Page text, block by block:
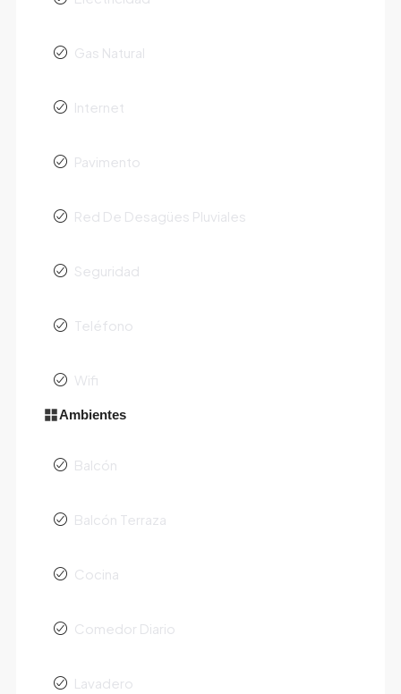
Gas Natural
Internet
Pavimento
Red De Desagües Pluviales
Seguridad
Teléfono
Wifi
Ambientes
Balcón
Balcón Terraza
Cocina
Comedor Diario
Lavadero